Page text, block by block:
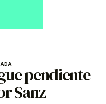
pendiente
Sanz